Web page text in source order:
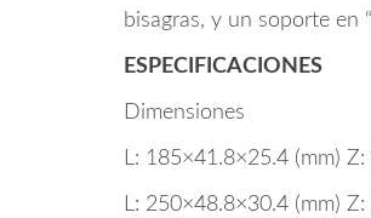
bisagras, y un soporte en
ESPECIFICACIONES
Dimensiones
L: 185×41.8×25.4 (mm)
L: 250×48.8×30.4 (mm)